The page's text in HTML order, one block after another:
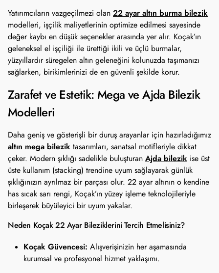
Yatırımcıların vazgeçilmezi olan 22 ayar altın burma bilezik
modelleri, işçilik maliyetlerinin optimize edilmesi sayesinde
değer kaybı en düşük seçenekler arasında yer alır. Koçak’ın
geleneksel el işçiliği ile ürettiği ikili ve üçlü burmalar,
yüzyıllardır süregelen altın geleneğini kolunuzda taşımanızı
sağlarken, birikimlerinizi de en güvenli şekilde korur.
Zarafet ve Estetik: Mega ve Ajda Bilezik
Modelleri
Daha geniş ve gösterişli bir duruş arayanlar için hazırladığımız
altın mega bilezik tasarımları, sanatsal motifleriyle dikkat
çeker. Modern şıklığı sadelikle buluşturan Ajda bilezik ise üst
üste kullanım (stacking) trendine uyum sağlayarak günlük
şıklığınızın ayrılmaz bir parçası olur. 22 ayar altının o kendine
has sıcak sarı rengi, Koçak’ın yüzey işleme teknolojileriyle
birleşerek büyüleyici bir uyum yakalar.
Neden Koçak 22 Ayar Bileziklerini Tercih Etmelisiniz?
Koçak Güvencesi: Alışverişinizin her aşamasında
kurumsal ve profesyonel hizmet yaklaşımı.